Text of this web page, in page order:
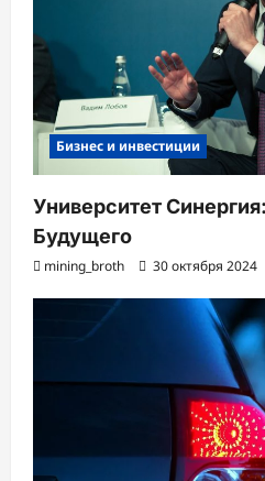
Бизнес и инвестиции
Университет
Будущего
mining_broth 30 октября 2024